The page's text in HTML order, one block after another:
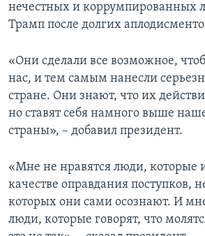
нечестных и коррумпированных
Трамп после долгих
«Они сделали все возможное,
нас, и тем самым нанесли
стране. Они знают, что их
но ставят себя намного выше
страны», – добавил президент.
«Мне не нравятся люди, которые
качестве оправдания поступков,
которых они сами осознают. И
люди, которые говорят, что